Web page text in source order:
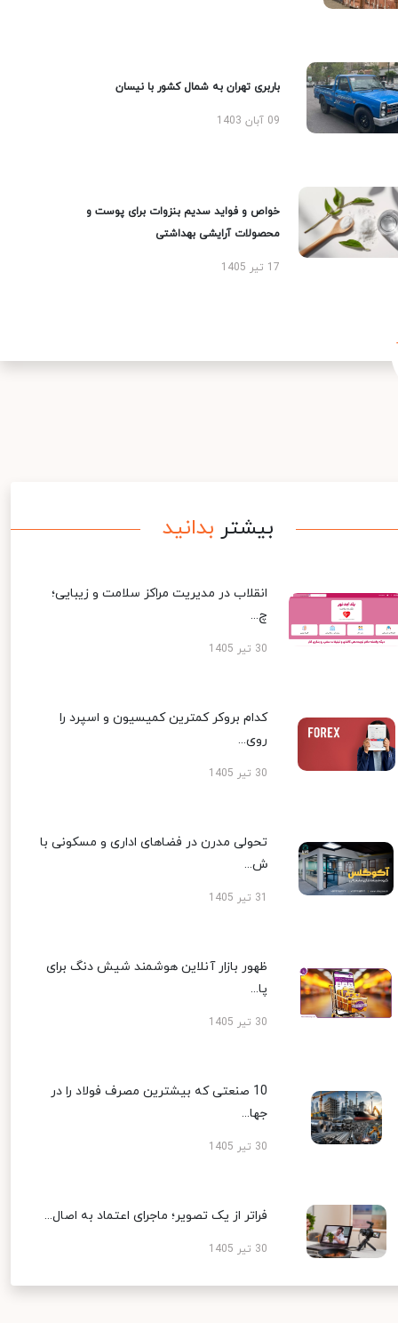
باربری تهران به شمال کشور با نیسان
09 آبان 1403
خواص و فواید سدیم بنزوات برای پوست و
محصولات آرایشی بهداشتی
17 تیر 1405
بیشتر بدانید
انقلاب در مدیریت مراکز سلامت و زیبایی؛
چ...
30 تیر 1405
کدام بروکر کمترین کمیسیون و اسپرد را
روی...
30 تیر 1405
تحولی مدرن در فضاهای اداری و مسکونی با
ش...
ظهور بازار آنلاین هوشمند شیش دنگ برای
پا...
30 تیر 1405
10 صنعتی که بیشترین مصرف فولاد را در
جها...
30 تیر 1405
فراتر از یک تصویر؛ ماجرای اعتماد به اصال...
30 تیر 1405